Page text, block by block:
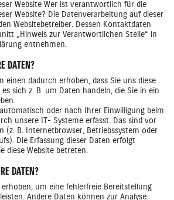
Website Wer ist verantwortlich für die
Website? Die Datenverarbeitung auf dieser
Websitebetreiber. Dessen Kontaktdaten
„Hinweis zur Verantwortlichen Stelle“ in
entnehmen.
DATEN?
einen dadurch erhoben, dass Sie uns diese
sich z. B. um Daten handeln, die Sie in ein
oder nach Ihrer Einwilligung beim
unsere IT- Systeme erfasst. Das sind vor
(z. B. Internetbrowser, Betriebssystem oder
Die Erfassung dieser Daten erfolgt
diese Website betreten.
DATEN?
erhoben, um eine fehlerfreie Bereitstellung
Andere Daten können zur Analyse